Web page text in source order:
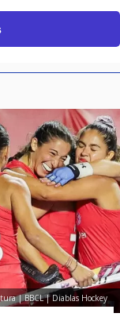
| BBCL | Diablas Hockey